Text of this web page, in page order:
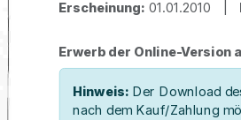
Erscheinung: 01.01.2010 |
Erwerb der Online-Version
Hinweis: Der Download
nach dem Kauf/Zahlung